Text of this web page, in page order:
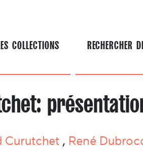
COLLECTIONS RECHERCHER
Curutchet , René